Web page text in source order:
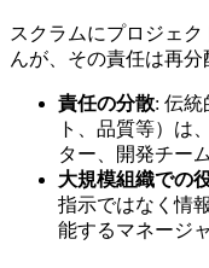
スクラムにプロジェ
んが、その責任は再分
責任の分散: 伝統
ト、品質等）は
ター、開発チー
大規模組織での
指示ではなく情
能するマネージ